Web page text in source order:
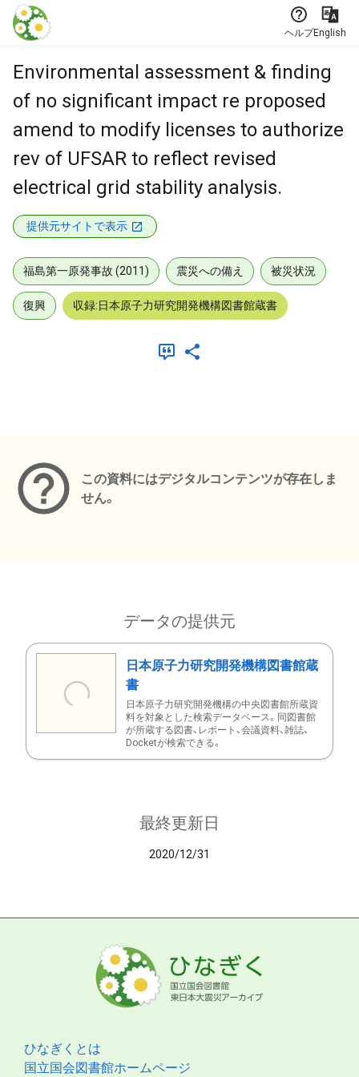
本文に飛ぶ
ヘルプEnglish
Environmental assessment & finding
of no significant impact re proposed
amend to modify licenses to authorize
rev of UFSAR to reflect revised
electrical grid stability analysis.
提供元サイトで表示
福島第一原発事故 (2011) 震災への備え 被災状況
復興 収録:日本原子力研究開発機構図書館蔵書
この資料にはデジタルコンテンツが存在しま
せん。
データの提供元
日本原子力研究開発機構図書館蔵
書
日本原子力研究開発機構の中央図書館所蔵資
料を対象とした検索データベース。同図書館
が所蔵する図書、レポート、会議資料、雑誌、
Docketが検索できる。
最終更新日
2020/12/31
ひなぎくとは
国立国会図書館ホームページ